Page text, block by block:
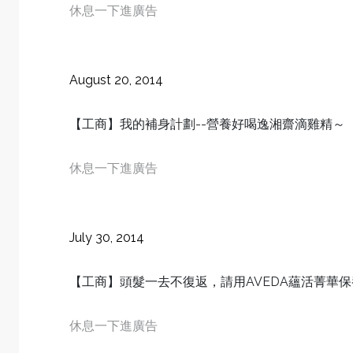
休息一下進廣告
August 20, 2014
【工商】我的補身計劃--營養好喝逸湘齋滴雞精～
休息一下進廣告
July 30, 2014
【工商】頭髮一去不復返，請用AVEDA蘊活菁華
休息一下進廣告